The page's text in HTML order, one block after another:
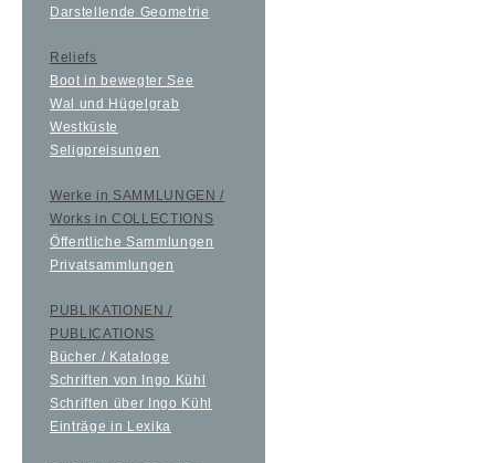
Darstellende Geometrie
Reliefs
Boot in bewegter See
Wal und Hügelgrab
Westküste
Seligpreisungen
Werke in SAMMLUNGEN /
Works in COLLECTIONS
Öffentliche Sammlungen
Privatsammlungen
PUBLIKATIONEN /
PUBLICATIONS
Bücher / Kataloge
Schriften von Ingo Kühl
Schriften über Ingo Kühl
Einträge in Lexika